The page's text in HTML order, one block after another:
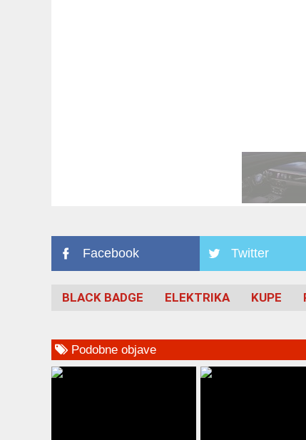
Facebook Twitter
BLACK BADGE ELEKTRIKA KUPE
Podobne objave